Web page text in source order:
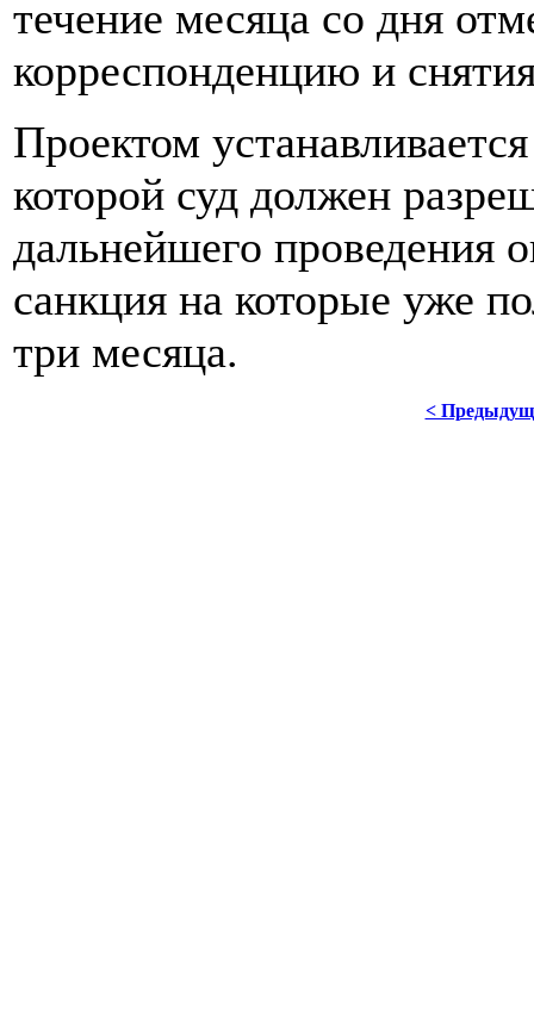
течение месяца со дня
корреспонденцию и
Проектом
которой суд должен
дальнейшего проведения
санкция на которые уже
три месяца.
<